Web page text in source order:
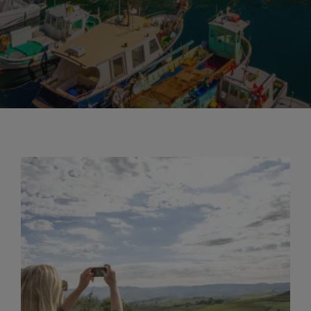
immerso un luogo naturalistico dalla
bellezza estrema. Pernottamento in
hotel.